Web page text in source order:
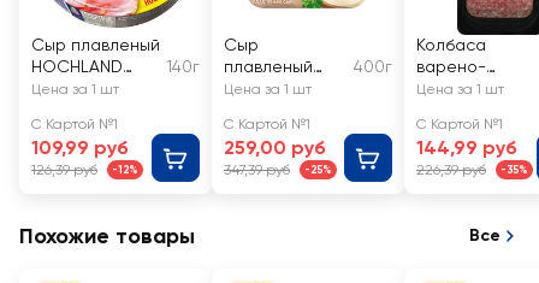
Сыр плавленый
HOCHLAND
Мясное
порционный
50%, без змж
140г
Цена за 1 шт
С Картой №1
109,99 руб
126,39 руб -12%
Сыр
плавленый
HOCHLAND
55%, без змж
400г
Цена за 1 шт
С Картой №1
259,00 руб
347,39 руб -25%
Колбаса
варено-
копченая
Сервелат
нарезка
Цена за 1 шт
С Картой №1
144,99 руб
226,39 руб -35%
Похожие товары Все